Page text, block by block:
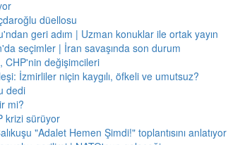
düellosu
geri adım | Uzman konuklar ile ortak yayın
seçimler | İran savaşında son durum
CHP'nin değişimcileri
İzmirliler niçin kaygılı, öfkeli ve umutsuz?
dedi
mi?
krizi sürüyor
"Adalet Hemen Şimdi!" toplantısını anlatıyor